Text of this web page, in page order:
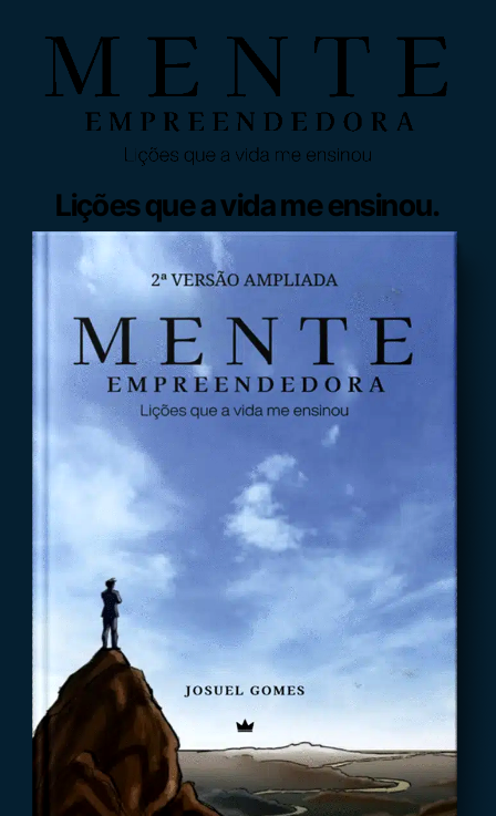
Lições que a vida me ensinou.